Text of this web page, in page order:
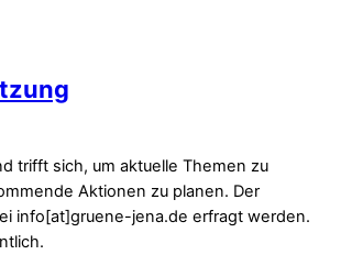
trifft sich, um aktuelle Themen zu
Aktionen zu planen. Der
info[at]gruene-jena.de erfragt werden.